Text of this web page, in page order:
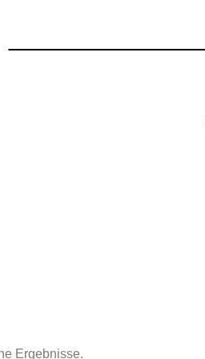
Ergebnisse.